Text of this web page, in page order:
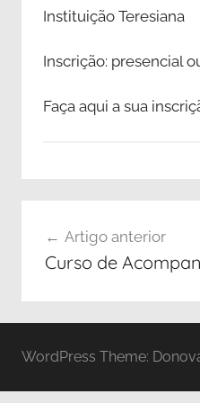
Instituição Teresiana
Inscrição: presencial
Faça aqui a sua
s
de
Artigo anterior
Curso de
WordPress Theme: